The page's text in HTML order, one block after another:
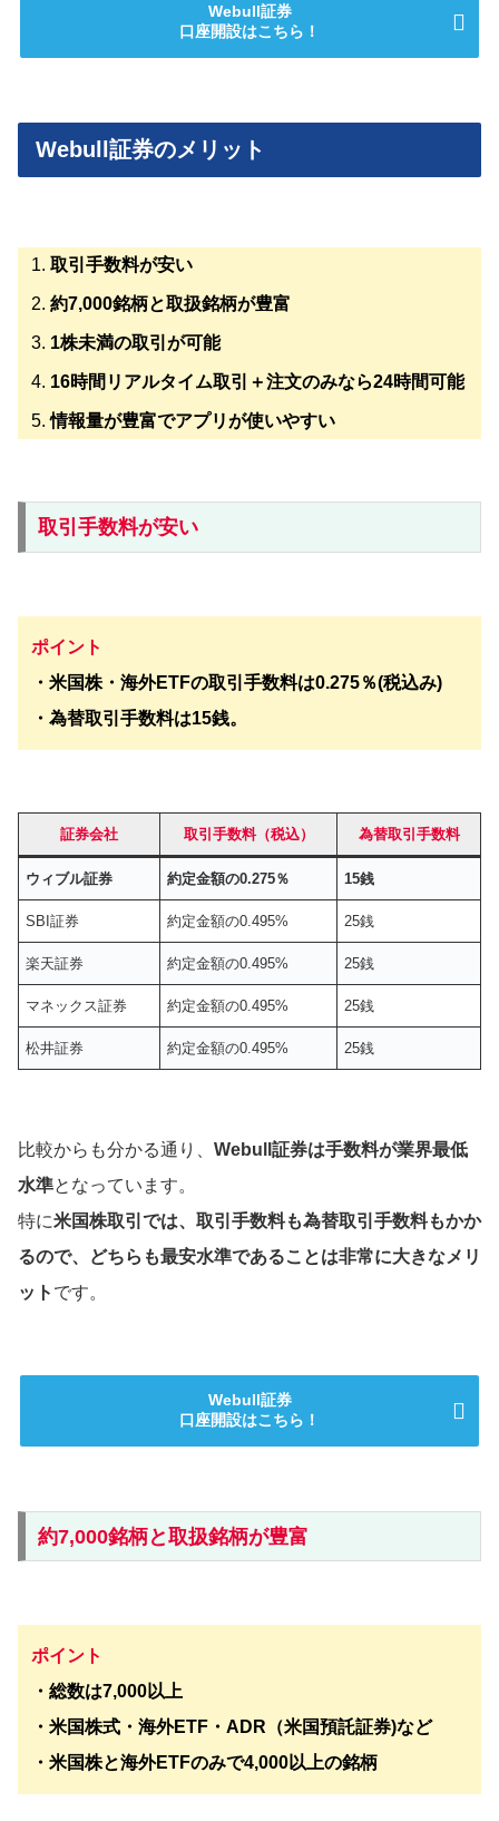
Webull証券
口座開設はこちら！
Webull証券のメリット
取引手数料が安い
約7,000銘柄と取扱銘柄が豊富
1株未満の取引が可能
16時間リアルタイム取引＋注文のみなら24時間可能
情報量が豊富でアプリが使いやすい
取引手数料が安い
ポイント
・米国株・海外ETFの取引手数料は0.275％(税込み)
・為替取引手数料は15銭。
証券会社 取引手数料（税込） 為替取引手数料
ウィブル証券 約定金額の0.275％ 15銭
SBI証券 約定金額の0.495% 25銭
楽天証券 約定金額の0.495% 25銭
マネックス証券 約定金額の0.495% 25銭
松井証券 約定金額の0.495% 25銭
比較からも分かる通り、 Webull証券は手数料が業界最低
水準となっています。
特に米国株取引では、取引手数料も為替取引手数料もかか
るので、どちらも最安水準であることは非常に大きなメリ
ット です。
Webull証券
口座開設はこちら！
約7,000銘柄と取扱銘柄が豊富
ポイント
・総数は7,000以上
・米国株式・海外ETF・ADR（米国預託証券)など
・米国株と海外ETFのみで4,000以上の銘柄